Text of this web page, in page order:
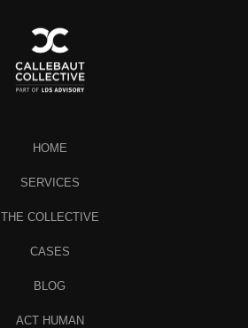
HOME
SERVICES
THE COLLECTIVE
CASES
BLOG
ACT HUMAN